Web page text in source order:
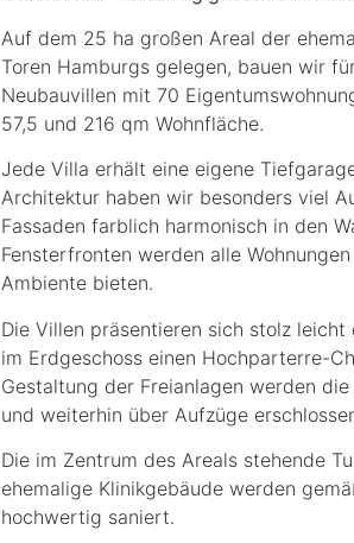
Auf dem 25 ha großen Areal der
Toren Hamburgs gelegen, bauen wir
Neubauvillen mit 70
57,5 und 216 qm Wohnfläche.
Jede Villa erhält eine eigene
Architektur haben wir besonders viel
Fassaden farblich harmonisch in den
Fensterfronten werden alle
Ambiente bieten.
Die Villen präsentieren sich stolz
im Erdgeschoss einen Hochparterre-
Gestaltung der Freianlagen werden
und weiterhin über Aufzüge
Die im Zentrum des Areals stehende
ehemalige Klinikgebäude werden
hochwertig saniert.